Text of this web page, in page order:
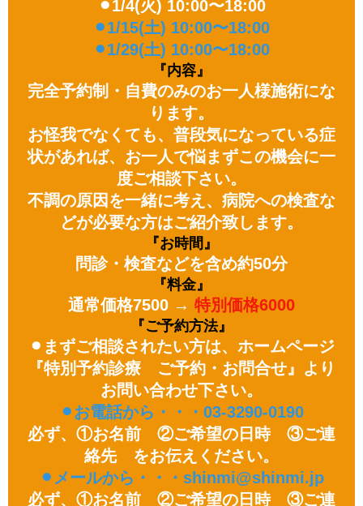
⚫︎1/4(火) 10:00〜18:00
⚫︎1/15(土) 10:00〜18:00
⚫︎1/29(土) 10:00〜18:00
『内容』
完全予約制・自費のみのお一人様施術にな
ります。
お怪我でなくても、普段気になっている症
状があれば、お一人で悩まずこの機会に一
度ご相談下さい。
不調の原因を一緒に考え、病院への検査な
どが必要な方はご紹介致します。
『お時間』
問診・検査などを含め約50分
『料金』
通常価格7500 → 特別価格6000
『ご予約方法』
⚫︎まずご相談されたい方は、ホームページ
『特別予約診療 ご予約・お問合せ』より
お問い合わせ下さい。
⚫︎お電話から・・・03-3290-0190
必ず、①お名前 ②ご希望の日時 ③ご連
絡先 をお伝えください。
⚫︎メールから・・・shinmi@shinmi.jp
必ず、①お名前 ②ご希望の日時 ③ご連